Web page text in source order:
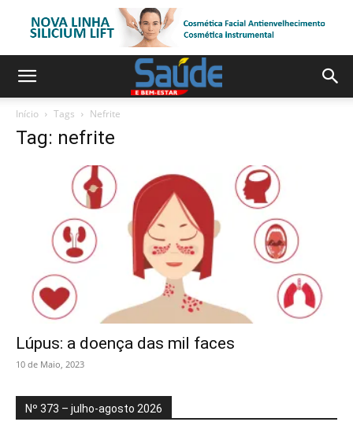
Início Tags Nefrite
Tag: nefrite
Lúpus: a doença das mil faces
10 de Maio, 2023
Nº 373 – julho-agosto 2026